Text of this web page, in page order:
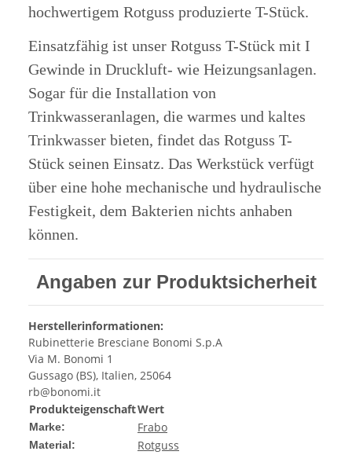
hochwertigem Rotguss produzierte T-Stück.
Einsatzfähig ist unser Rotguss T-Stück mit I
Gewinde in Druckluft- wie Heizungsanlagen.
Sogar für die Installation von
Trinkwasseranlagen, die warmes und kaltes
Trinkwasser bieten, findet das Rotguss T-
Stück seinen Einsatz. Das Werkstück verfügt
über eine hohe mechanische und hydraulische
Festigkeit, dem Bakterien nichts anhaben
können.
Angaben zur Produktsicherheit
Herstellerinformationen:
Rubinetterie Bresciane Bonomi S.p.A
Via M. Bonomi 1
Gussago (BS), Italien, 25064
rb@bonomi.it
ProdukteigenschaftWert
Marke: Frabo
Material: Rotguss